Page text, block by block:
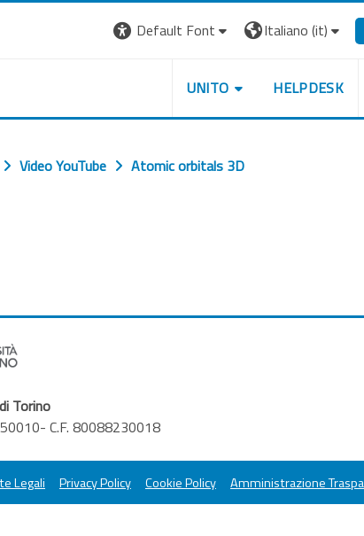
Default Font Italiano ‎(it)‎
UNITO HELPDESK
Video YouTube Atomic orbitals 3D
Torino
C.F. 80088230018
Legali Privacy Policy Cookie Policy Amministrazione